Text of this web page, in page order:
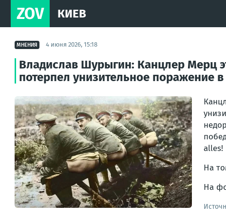
ZOV КИЕВ
МНЕНИЯ 4 июня 2026, 15:18
Владислав Шурыгин: Канцлер Мерц
потерпел унизительное поражение
alles!
На
На